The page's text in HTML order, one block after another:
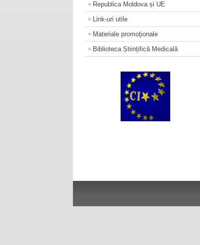
Republica Moldova și UE
Link-uri utile
Materiale promoţionale
Biblioteca Științifică Medicală